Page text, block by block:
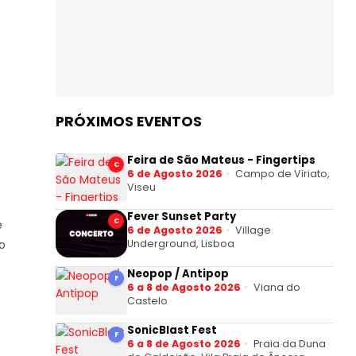
PRÓXIMOS EVENTOS
C Feira de São Mateus - Fingertips
6 de Agosto 2026
Campo de Viriato,
Viseu
C Fever Sunset Party
6 de Agosto 2026
Village
Underground, Lisboa
F Neopop / Antipop
6 a 8 de Agosto 2026
Viana do
Castelo
F SonicBlast Fest
6 a 8 de Agosto 2026
Praia da Duna